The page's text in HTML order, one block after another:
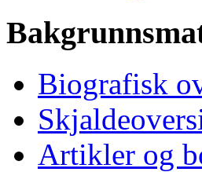
Biografisk
Artikler og